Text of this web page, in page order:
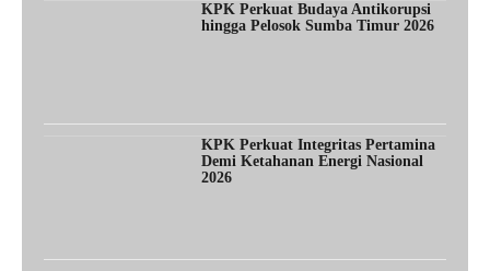
KPK Perkuat Budaya Antikorupsi
hingga Pelosok Sumba Timur 2026
KPK Perkuat Integritas Pertamina
Demi Ketahanan Energi Nasional
2026